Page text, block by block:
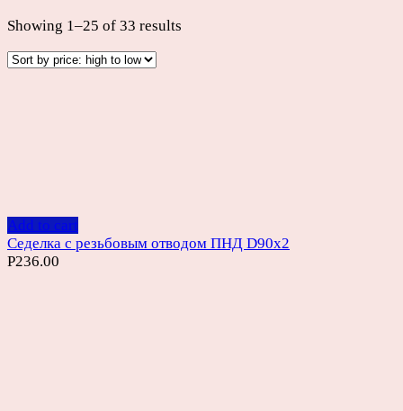
Showing 1–25 of 33 results
Add to cart
Седелка с резьбовым отводом ПНД D90х2
Р236.00